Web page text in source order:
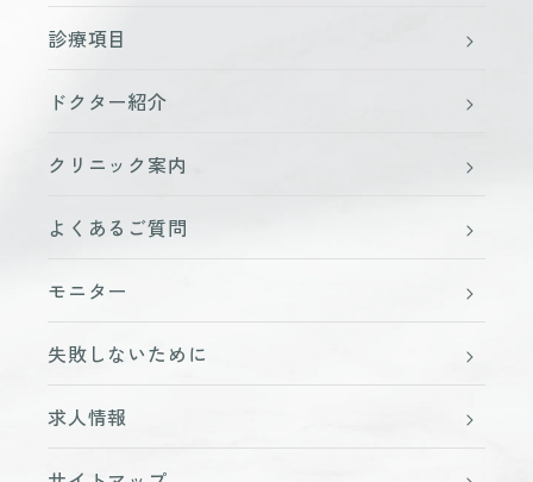
診療項目
ドクター紹介
クリニック案内
よくあるご質問
モニター
失敗しないために
求人情報